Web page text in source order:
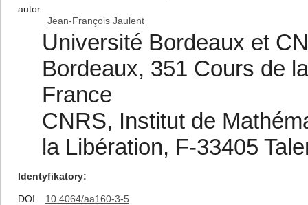
autor
Jean-François Jaulent
Université Bordeaux et
Bordeaux, 351 Cours de
France
CNRS, Institut de
la Libération, F-33405
Identyfikatory
DOI
10.4064/aa160-3-5